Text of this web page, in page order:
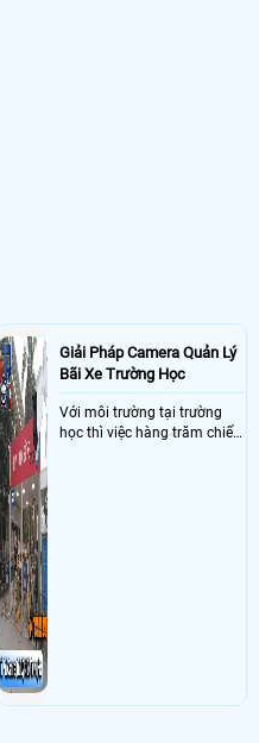
Giải Pháp Camera Quản Lý
Bãi Xe Trường Học
Với môi trường tại trường
học thì việc hàng trăm chiếc